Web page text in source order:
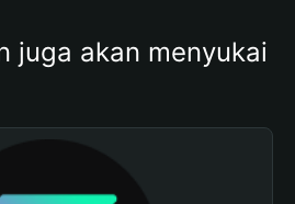
juga akan menyukai